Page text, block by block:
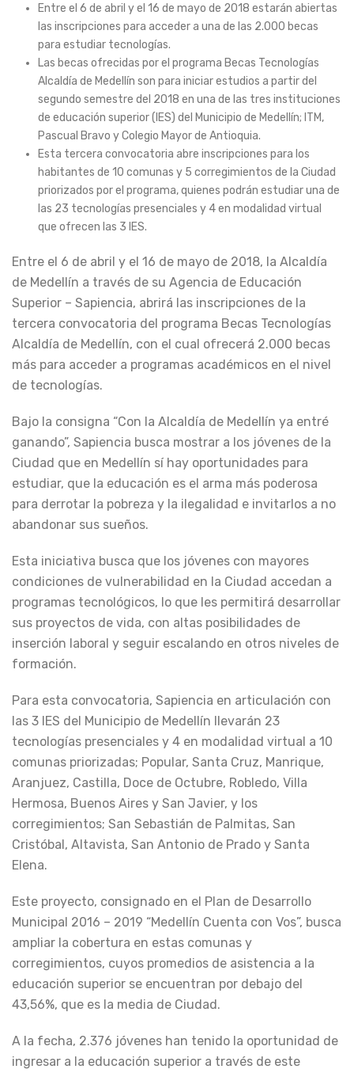
Entre el 6 de abril y el 16 de mayo de 2018 estarán abiertas
las inscripciones para acceder a una de las 2.000 becas
para estudiar tecnologías.
Las becas ofrecidas por el programa Becas Tecnologías
Alcaldía de Medellín son para iniciar estudios a partir del
segundo semestre del 2018 en una de las tres instituciones
de educación superior (IES) del Municipio de Medellín; ITM,
Pascual Bravo y Colegio Mayor de Antioquia.
Esta tercera convocatoria abre inscripciones para los
habitantes de 10 comunas y 5 corregimientos de la Ciudad
priorizados por el programa, quienes podrán estudiar una de
las 23 tecnologías presenciales y 4 en modalidad virtual
que ofrecen las 3 IES.
Entre el 6 de abril y el 16 de mayo de 2018, la Alcaldía
de Medellín a través de su Agencia de Educación
Superior – Sapiencia, abrirá las inscripciones de la
tercera convocatoria del programa Becas Tecnologías
Alcaldía de Medellín, con el cual ofrecerá 2.000 becas
más para acceder a programas académicos en el nivel
de tecnologías.
Bajo la consigna “Con la Alcaldía de Medellín ya entré
ganando”, Sapiencia busca mostrar a los jóvenes de la
Ciudad que en Medellín sí hay oportunidades para
estudiar, que la educación es el arma más poderosa
para derrotar la pobreza y la ilegalidad e invitarlos a no
abandonar sus sueños.
Esta iniciativa busca que los jóvenes con mayores
condiciones de vulnerabilidad en la Ciudad accedan a
programas tecnológicos, lo que les permitirá desarrollar
sus proyectos de vida, con altas posibilidades de
inserción laboral y seguir escalando en otros niveles de
formación.
Para esta convocatoria, Sapiencia en articulación con
las 3 IES del Municipio de Medellín llevarán 23
tecnologías presenciales y 4 en modalidad virtual a 10
comunas priorizadas; Popular, Santa Cruz, Manrique,
Aranjuez, Castilla, Doce de Octubre, Robledo, Villa
Hermosa, Buenos Aires y San Javier, y los
corregimientos; San Sebastián de Palmitas, San
Cristóbal, Altavista, San Antonio de Prado y Santa
Elena.
Este proyecto, consignado en el Plan de Desarrollo
Municipal 2016 – 2019 “Medellín Cuenta con Vos”, busca
ampliar la cobertura en estas comunas y
corregimientos, cuyos promedios de asistencia a la
educación superior se encuentran por debajo del
43,56%, que es la media de Ciudad.
A la fecha, 2.376 jóvenes han tenido la oportunidad de
ingresar a la educación superior a través de este